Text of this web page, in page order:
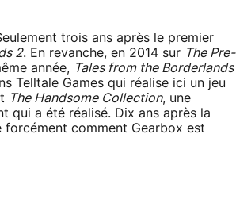
trois ans après le premier
2. En revanche, en 2014 sur The Pre-
année, Tales from the Borderlands
Telltale Games qui réalise ici un jeu
The Handsome Collection, une
qui a été réalisé. Dix ans après la
comment Gearbox est